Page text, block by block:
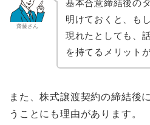
齋藤さん
基本合意締結後の
明けておくと、も
現れたとしても、
を持てるメリット
また、株式譲渡契約の締結後
うことにも理由があります。